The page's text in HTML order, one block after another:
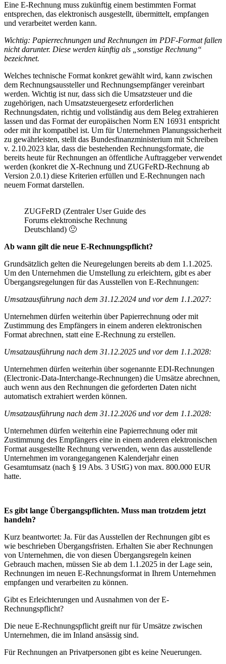
Eine E-Rechnung muss zukünftig einem bestimmten Format
entsprechen, das elektronisch ausgestellt, übermittelt, empfangen
und verarbeitet werden kann.
Wichtig: Papierrechnungen und Rechnungen im PDF-Format fallen
nicht darunter. Diese werden künftig als „sonstige Rechnung“
bezeichnet.
Welches technische Format konkret gewählt wird, kann zwischen
dem Rechnungsaussteller und Rechnungsempfänger vereinbart
werden. Wichtig ist nur, dass sich die Umsatzsteuer und die
zugehörigen, nach Umsatzsteuergesetz erforderlichen
Rechnungsdaten, richtig und vollständig aus dem Beleg extrahieren
lassen und das Format der europäischen Norm EN 16931 entspricht
oder mit ihr kompatibel ist. Um für Unternehmen Planungssicherheit
zu gewährleisten, stellt das Bundesfinanzministerium mit Schreiben
v. 2.10.2023 klar, dass die bestehenden Rechnungsformate, die
bereits heute für Rechnungen an öffentliche Auftraggeber verwendet
werden (konkret die X-Rechnung und ZUGFeRD-Rechnung ab
Version 2.0.1) diese Kriterien erfüllen und E-Rechnungen nach
neuem Format darstellen.
ZUGFeRD (Zentraler User Guide des
Forums elektronische Rechnung
Deutschland) 🙂
Ab wann gilt die neue E-Rechnungspflicht?
Grundsätzlich gelten die Neuregelungen bereits ab dem 1.1.2025.
Um den Unternehmen die Umstellung zu erleichtern, gibt es aber
Übergangsregelungen für das Ausstellen von E-Rechnungen:
Umsatzausführung nach dem 31.12.2024 und vor dem 1.1.2027:
Unternehmen dürfen weiterhin über Papierrechnung oder mit
Zustimmung des Empfängers in einem anderen elektronischen
Format abrechnen, statt eine E-Rechnung zu erstellen.
Umsatzausführung nach dem 31.12.2025 und vor dem 1.1.2028:
Unternehmen dürfen weiterhin über sogenannte EDI-Rechnungen
(Electronic-Data-Interchange-Rechnungen) die Umsätze abrechnen,
auch wenn aus den Rechnungen die geforderten Daten nicht
automatisch extrahiert werden können.
Umsatzausführung nach dem 31.12.2026 und vor dem 1.1.2028:
Unternehmen dürfen weiterhin eine Papierrechnung oder mit
Zustimmung des Empfängers eine in einem anderen elektronischen
Format ausgestellte Rechnung verwenden, wenn das ausstellende
Unternehmen im vorangegangenen Kalenderjahr einen
Gesamtumsatz (nach § 19 Abs. 3 UStG) von max. 800.000 EUR
hatte.
Es gibt lange Übergangspflichten. Muss man trotzdem jetzt
handeln?
Kurz beantwortet: Ja. Für das Ausstellen der Rechnungen gibt es
wie beschrieben Übergangsfristen. Erhalten Sie aber Rechnungen
von Unternehmen, die von diesen Übergangsregeln keinen
Gebrauch machen, müssen Sie ab dem 1.1.2025 in der Lage sein,
Rechnungen im neuen E-Rechnungsformat in Ihrem Unternehmen
empfangen und verarbeiten zu können.
Gibt es Erleichterungen und Ausnahmen von der E-
Rechnungspflicht?
Die neue E-Rechnungspflicht greift nur für Umsätze zwischen
Unternehmen, die im Inland ansässig sind.
Für Rechnungen an Privatpersonen gibt es keine Neuerungen.